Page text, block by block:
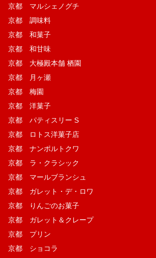
京都 マルシェノグチ
京都 調味料
京都 和菓子
京都 和甘味
京都 大極殿本舗 栖園
京都 月ヶ瀬
京都 梅園
京都 洋菓子
京都 パティスリー S
京都 ロトス洋菓子店
京都 ナンポルトクワ
京都 ラ・クラシック
京都 マールブランシュ
京都 ガレット・デ・ロワ
京都 りんごのお菓子
京都 ガレット＆クレープ
京都 プリン
京都 ショコラ